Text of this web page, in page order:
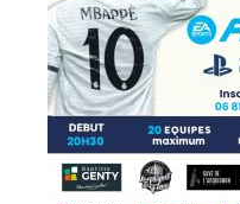
Média
Boutique
Contact